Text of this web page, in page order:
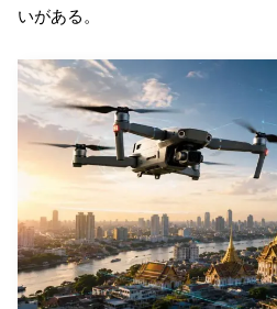
いがある。